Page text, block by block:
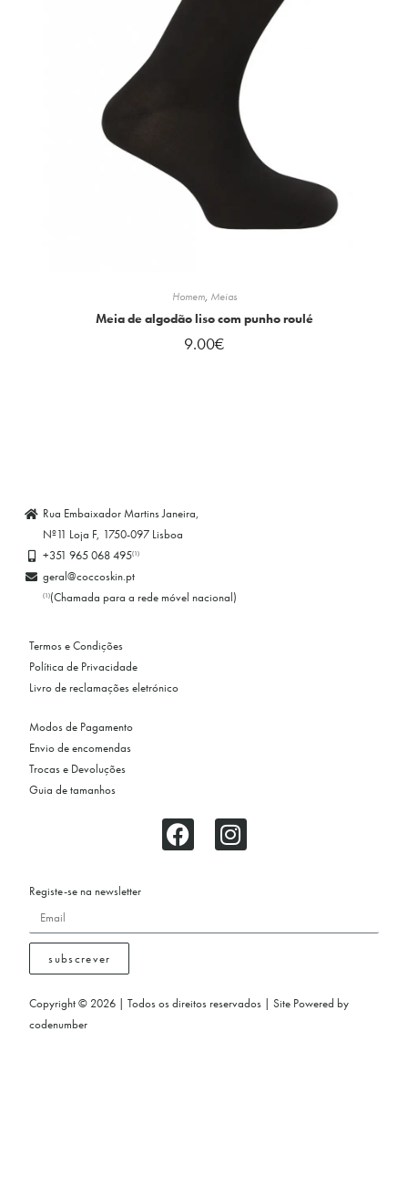
Homem, Meias
Meia de algodão liso com punho roulé
9.00€
Rua Embaixador Martins Janeira,
Nº11 Loja F, 1750-097 Lisboa
+351 965 068 495(1)
geral@coccoskin.pt
(1)(Chamada para a rede móvel nacional)
Termos e Condições
Política de Privacidade
Livro de reclamações eletrónico
Modos de Pagamento
Envio de encomendas
Trocas e Devoluções
Guia de tamanhos
Registe-se na newsletter
subscrever
Copyright © 2026 | Todos os direitos reservados | Site Powered by
codenumber